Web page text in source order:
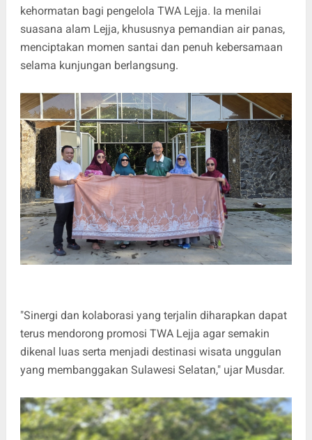
kehormatan bagi pengelola TWA Lejja. Ia menilai
suasana alam Lejja, khususnya pemandian air panas,
menciptakan momen santai dan penuh kebersamaan
selama kunjungan berlangsung.
"Sinergi dan kolaborasi yang terjalin diharapkan dapat
terus mendorong promosi TWA Lejja agar semakin
dikenal luas serta menjadi destinasi wisata unggulan
yang membanggakan Sulawesi Selatan," ujar Musdar.